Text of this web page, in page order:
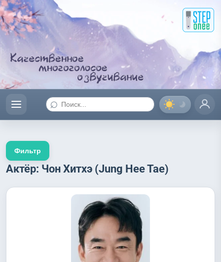
⌕
Актёр: Чон Хитхэ (Jung Hee Tae)
Фильтр